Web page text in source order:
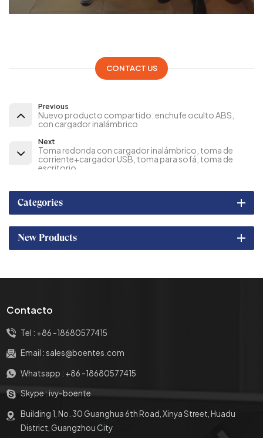
CONTACT US
Previous
Nuevo producto compartido: enchufe oculto ABS,
con cargador inalámbrico
Next
Toma redonda con cargador inalámbrico, toma de
corriente+cargador USB, toma para sofá, toma de
escritorio
Categories
New Products
Contacto
Tel : +86 -18680577415
Email :sales@boentes.com
Whatsapp : +86 -18680577415
Skype : ivy-boente
Building 1, No. 30 Guanghua 6th Road, Xinya Street, Huadu
District, Guangzhou City